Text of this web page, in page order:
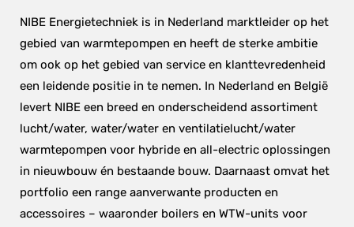
NIBE Energietechniek is in Nederland marktleider op het
gebied van warmtepompen en heeft de sterke ambitie
om ook op het gebied van service en klanttevredenheid
een leidende positie in te nemen. In Nederland en België
levert NIBE een breed en onderscheidend assortiment
lucht/water, water/water en ventilatielucht/water
warmtepompen voor hybride en all-electric oplossingen
in nieuwbouw én bestaande bouw. Daarnaast omvat het
portfolio een range aanverwante producten en
accessoires – waaronder boilers en WTW-units voor